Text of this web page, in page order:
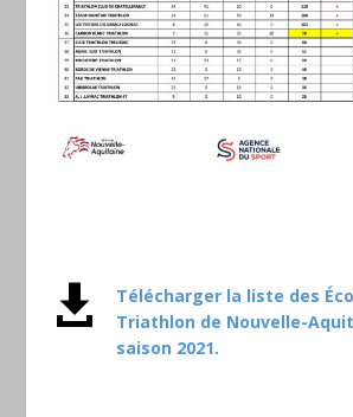

Télécharger la liste des
Triathlon de Nouvelle-
saison 2021.